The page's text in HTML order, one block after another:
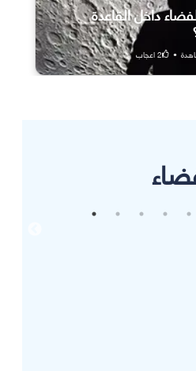
داخل القاعدة
•
2اعجاب